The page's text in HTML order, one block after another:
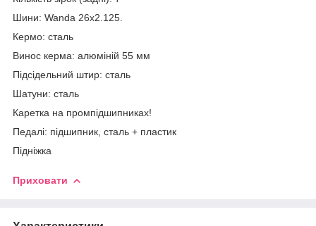
Шини: Wanda 26x2.125.
Кермо: сталь
Винос керма: алюміній 55 мм
Підсідельний штир: сталь
Шатуни: сталь
Каретка на промпідшипниках!
Педалі: підшипник, сталь + пластик
Підніжка
Приховати